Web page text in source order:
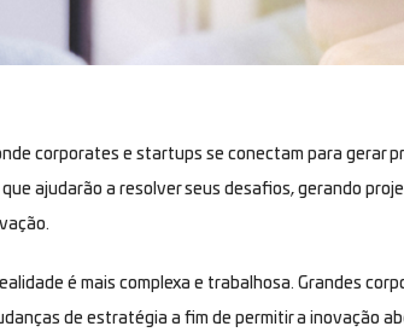
corporates e startups se conectam para gerar
ajudarão a resolver seus desafios, gerando
é mais complexa e trabalhosa. Grandes
de estratégia a fim de permitir a inovação